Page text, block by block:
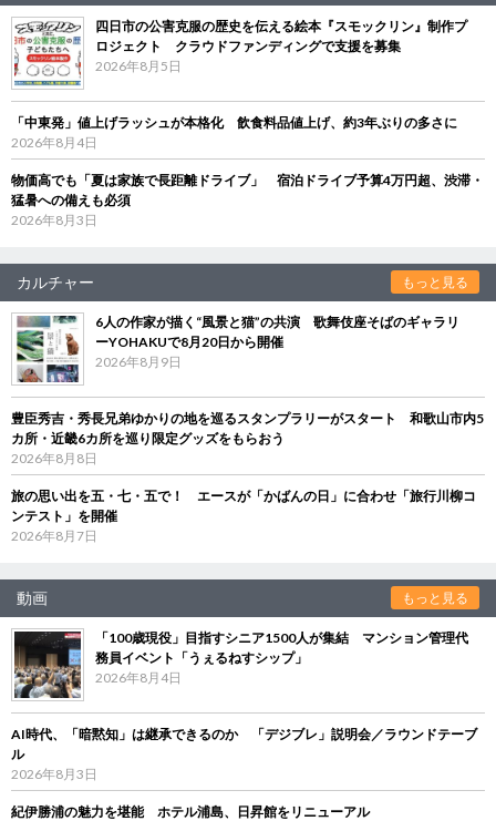
四日市の公害克服の歴史を伝える絵本『スモックリン』制作プ
ロジェクト クラウドファンディングで支援を募集
2026年8月5日
「中東発」値上げラッシュが本格化 飲食料品値上げ、約3年ぶりの多さに
2026年8月4日
物価高でも「夏は家族で長距離ドライブ」 宿泊ドライブ予算4万円超、渋滞・
猛暑への備えも必須
2026年8月3日
カルチャー もっと見る
6人の作家が描く“風景と猫”の共演 歌舞伎座そばのギャラリ
ーYOHAKUで8月20日から開催
2026年8月9日
豊臣秀吉・秀長兄弟ゆかりの地を巡るスタンプラリーがスタート 和歌山市内5
カ所・近畿6カ所を巡り限定グッズをもらおう
2026年8月8日
旅の思い出を五・七・五で！ エースが「かばんの日」に合わせ「旅行川柳コ
ンテスト」を開催
2026年8月7日
動画 もっと見る
「100歳現役」目指すシニア1500人が集結 マンション管理代
務員イベント「うぇるねすシップ」
2026年8月4日
AI時代、「暗黙知」は継承できるのか 「デジブレ」説明会／ラウンドテーブ
ル
2026年8月3日
紀伊勝浦の魅力を堪能 ホテル浦島、日昇館をリニューアル